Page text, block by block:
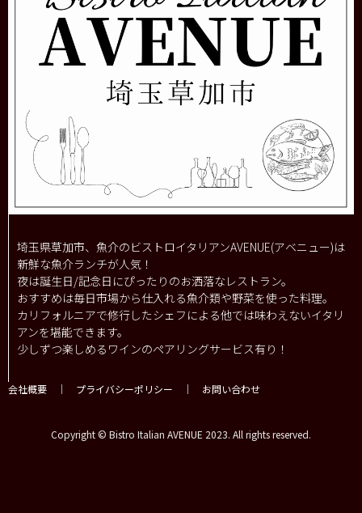
埼玉県草加市、魚介のビストロイタリアンAVENUE(アベニュー)は
新鮮な魚介ランチが人気！
夜は誕生日/記念日にぴったりのお洒落なレストラン。
おすすめは毎日市場から仕入れる魚介類や野菜を使った料理。
カリフォルニアで修行したシェフによる他では味わえないイタリ
アンを堪能できます。
少しずつ楽しめるワインのペアリングサービス有り！
会社概要 ｜ プライバシーポリシー ｜ お問い合わせ
Copyright © Bistro Italian AVENUE 2023. All rights reserved.